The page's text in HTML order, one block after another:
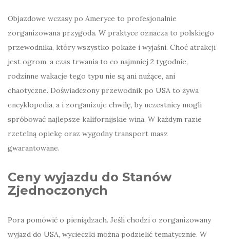
Objazdowe wczasy po Ameryce to profesjonalnie
zorganizowana przygoda. W praktyce oznacza to polskiego
przewodnika, który wszystko pokaże i wyjaśni. Choć atrakcji
jest ogrom, a czas trwania to co najmniej 2 tygodnie,
rodzinne wakacje tego typu nie są ani nużące, ani
chaotyczne. Doświadczony przewodnik po USA to żywa
encyklopedia, a i zorganizuje chwilę, by uczestnicy mogli
spróbować najlepsze kalifornijskie wina. W każdym razie
rzetelną opiekę oraz wygodny transport masz
gwarantowane.
Ceny wyjazdu do Stanów
Zjednoczonych
Pora pomówić o pieniądzach. Jeśli chodzi o zorganizowany
wyjazd do USA, wycieczki można podzielić tematycznie. W